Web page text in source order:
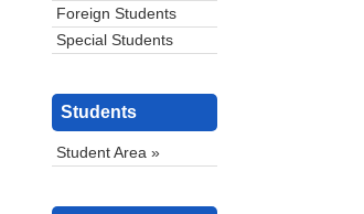
Foreign Students
Special Students
Students
Student Area »